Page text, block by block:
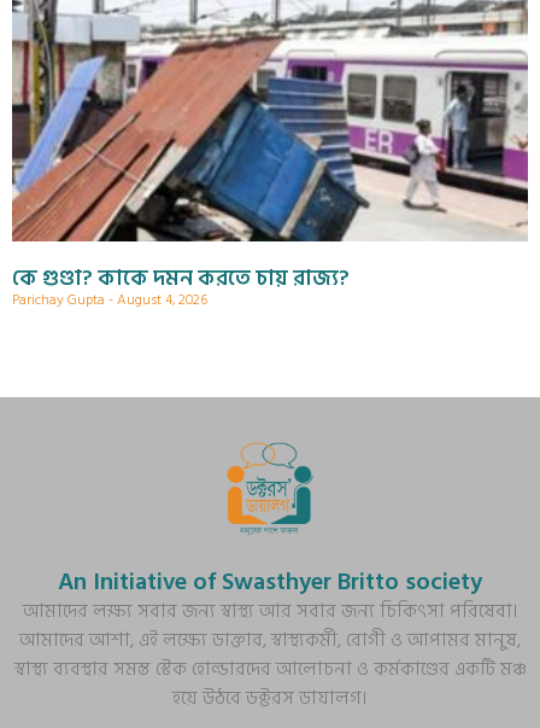
কে গুণ্ডা? কাকে দমন করতে চায় রাজ্য?
Parichay Gupta August 4, 2026
An Initiative of Swasthyer Britto society
আমাদের লক্ষ্য সবার জন্য স্বাস্থ্য আর সবার জন্য চিকিৎসা পরিষেবা।
আমাদের আশা, এই লক্ষ্যে ডাক্তার, স্বাস্থ্যকর্মী, রোগী ও আপামর মানুষ,
স্বাস্থ্য ব্যবস্থার সমস্ত স্টেক হোল্ডারদের আলোচনা ও কর্মকাণ্ডের একটি মঞ্চ
হয়ে উঠবে ডক্টরস ডায়ালগ।